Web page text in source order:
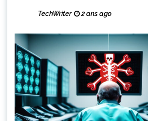
TechWriter 2 ans ago